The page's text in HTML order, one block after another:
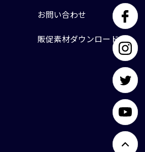
お問い合わせ
販促素材ダウンロード